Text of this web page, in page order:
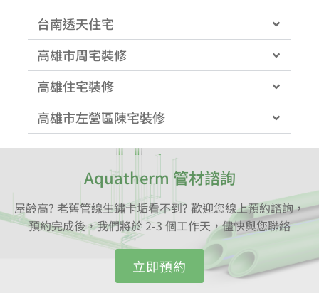
台南透天住宅
高雄市周宅裝修
高雄住宅裝修
高雄市左營區陳宅裝修
Aquatherm 管材諮詢
屋齡高? 老舊管線生鏽卡垢看不到? 歡迎您線上預約諮詢，
預約完成後，我們將於 2-3 個工作天，儘快與您聯絡
立即預約